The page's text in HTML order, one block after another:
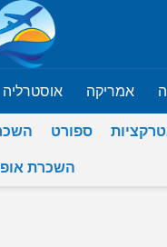
אמריקה אוסטרליה
ספורט
השכרת